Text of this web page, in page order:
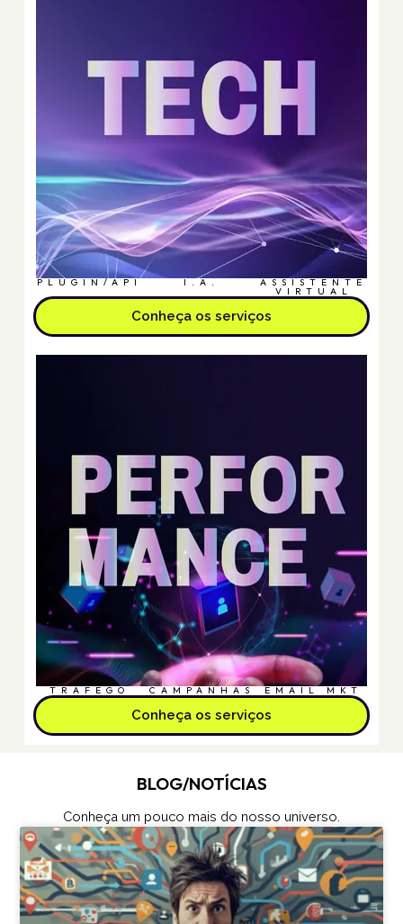
PLUGIN/API I.A. ASSISTENTE
VIRTUAL
Conheça os serviços
TRÁFEGO CAMPANHAS EMAIL MKT
Conheça os serviços
BLOG/NOTÍCIAS
Conheça um pouco mais do nosso universo.